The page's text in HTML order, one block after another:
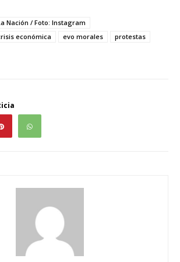
Nación / Foto: Instagram
económica evo morales
protestas